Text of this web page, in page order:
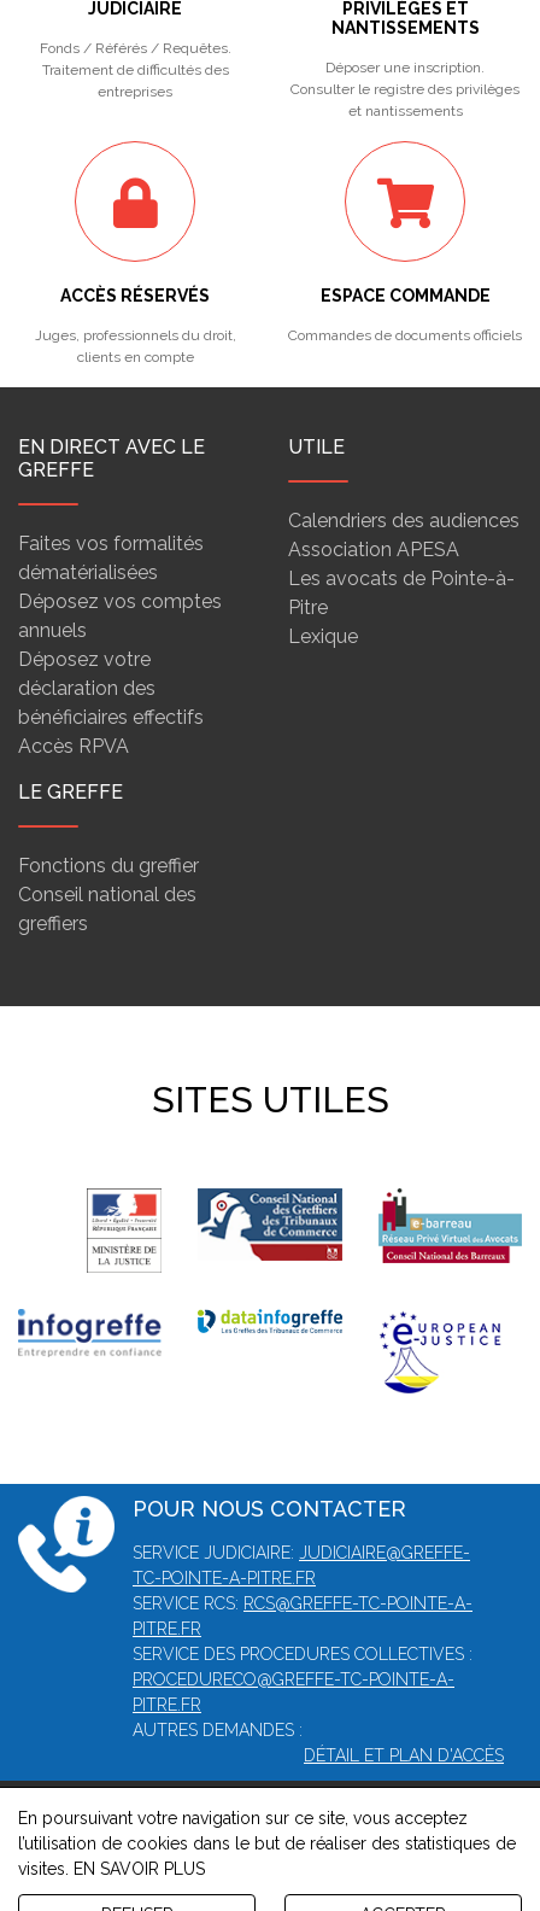
JUDICIAIRE
Fonds / Référés / Requêtes.
Traitement de difficultés des
entreprises
PRIVILÈGES ET
NANTISSEMENTS
Déposer une inscription.
Consulter le registre des privilèges
et nantissements
ACCÈS RÉSERVÉS
Juges, professionnels du droit,
clients en compte
ESPACE COMMANDE
Commandes de documents officiels
EN DIRECT AVEC LE
GREFFE
Faites vos formalités
dématérialisées
Déposez vos comptes
annuels
Déposez votre
déclaration des
bénéficiaires effectifs
Accès RPVA
UTILE
Calendriers des audiences
Association APESA
Les avocats de Pointe-à-
Pitre
Lexique
LE GREFFE
Fonctions du greffier
Conseil national des
greffiers
SITES UTILES
POUR NOUS CONTACTER
SERVICE JUDICIAIRE: JUDICIAIRE@GREFFE-
TC-POINTE-A-PITRE.FR
SERVICE RCS: RCS@GREFFE-TC-POINTE-A-
PITRE.FR
SERVICE DES PROCEDURES COLLECTIVES :
PROCEDURECO@GREFFE-TC-POINTE-A-
PITRE.FR
AUTRES DEMANDES :
DÉTAIL ET PLAN D'ACCÈS
© 2026, Greffe du tribunal mixte de commerce de Pointe-à-
Pitre - Mentions légales-Contact -Gestion des cookies-
Politique de confidentialité et de cookies
Version : 1.8.1
En poursuivant votre navigation sur ce site, vous acceptez
l’utilisation de cookies dans le but de réaliser des statistiques de
visites.
EN SAVOIR PLUS